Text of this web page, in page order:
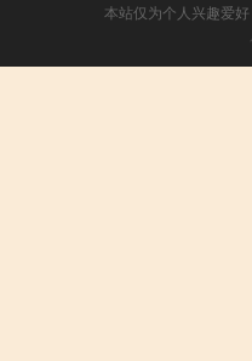
本站仅为个人兴趣爱